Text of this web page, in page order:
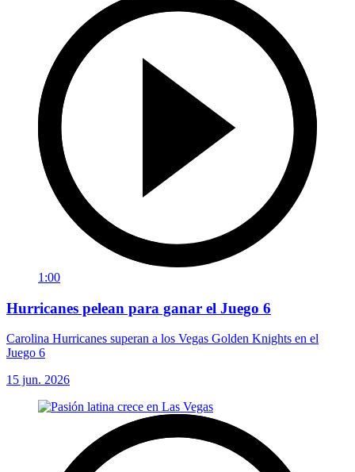
1:00
Hurricanes pelean para ganar el Juego 6
Carolina Hurricanes superan a los Vegas Golden Knights en el
Juego 6
15 jun. 2026